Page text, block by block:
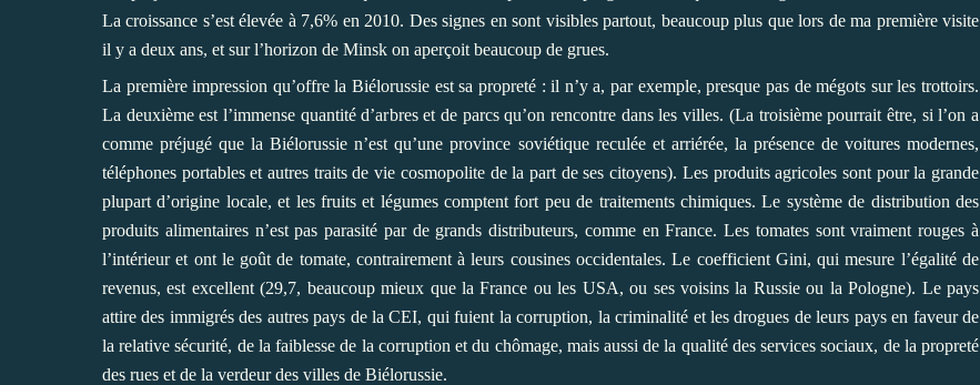
La croissance s’est élevée à 7,6% en 2010. Des signes en sont visibles partout, beaucoup plus que lors de ma première visite
il y a deux ans, et sur l’horizon de Minsk on aperçoit beaucoup de grues.
La première impression qu’offre la Biélorussie est sa propreté : il n’y a, par exemple, presque pas de mégots sur les trottoirs.
La deuxième est l’immense quantité d’arbres et de parcs qu’on rencontre dans les villes. (La troisième pourrait être, si l’on a
comme préjugé que la Biélorussie n’est qu’une province soviétique reculée et arriérée, la présence de voitures modernes,
téléphones portables et autres traits de vie cosmopolite de la part de ses citoyens). Les produits agricoles sont pour la grande
plupart d’origine locale, et les fruits et légumes comptent fort peu de traitements chimiques. Le système de distribution des
produits alimentaires n’est pas parasité par de grands distributeurs, comme en France. Les tomates sont vraiment rouges à
l’intérieur et ont le goût de tomate, contrairement à leurs cousines occidentales. Le coefficient Gini, qui mesure l’égalité de
revenus, est excellent (29,7, beaucoup mieux que la France ou les USA, ou ses voisins la Russie ou la Pologne). Le pays
attire des immigrés des autres pays de la CEI, qui fuient la corruption, la criminalité et les drogues de leurs pays en faveur de
la relative sécurité, de la faiblesse de la corruption et du chômage, mais aussi de la qualité des services sociaux, de la propreté
des rues et de la verdeur des villes de Biélorussie.